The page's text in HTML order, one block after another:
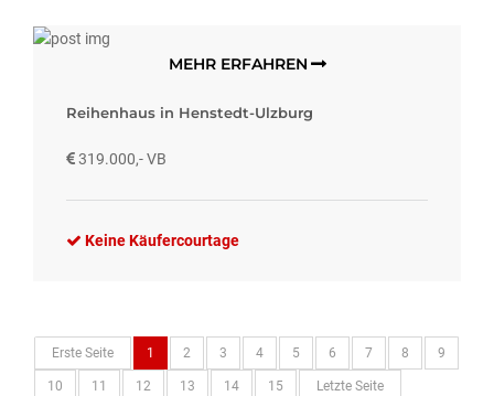
MEHR ERFAHREN
Reihenhaus in Henstedt-Ulzburg
319.000,- VB
Keine Käufercourtage
Erste Seite 1 2 3 4 5 6 7 8 9
10 11 12 13 14 15 Letzte Seite